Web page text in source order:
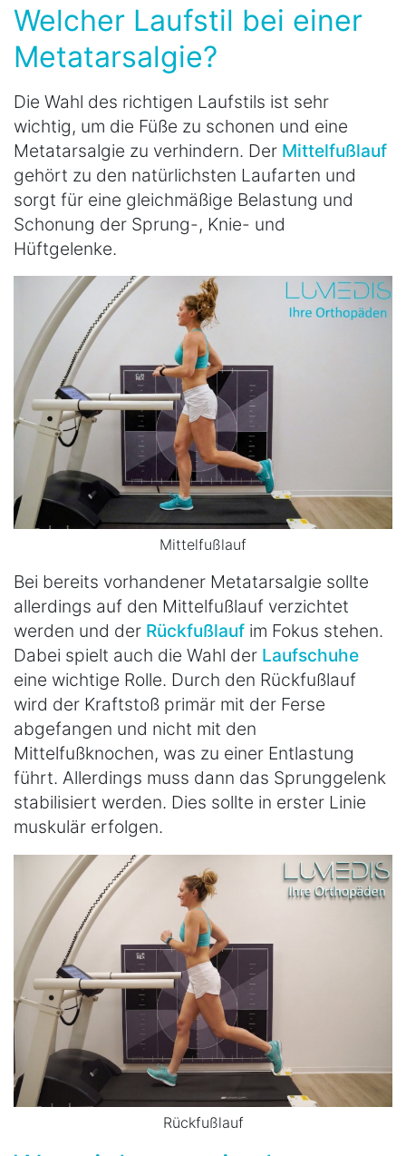
Welcher Laufstil bei einer
Metatarsalgie?
Die Wahl des richtigen Laufstils ist sehr
wichtig, um die Füße zu schonen und eine
Metatarsalgie zu verhindern. Der Mittelfußlauf
gehört zu den natürlichsten Laufarten und
sorgt für eine gleichmäßige Belastung und
Schonung der Sprung-, Knie- und
Hüftgelenke.
Mittelfußlauf
Bei bereits vorhandener Metatarsalgie sollte
allerdings auf den Mittelfußlauf verzichtet
werden und der Rückfußlauf im Fokus stehen.
Dabei spielt auch die Wahl der Laufschuhe
eine wichtige Rolle. Durch den Rückfußlauf
wird der Kraftstoß primär mit der Ferse
abgefangen und nicht mit den
Mittelfußknochen, was zu einer Entlastung
führt. Allerdings muss dann das Sprunggelenk
stabilisiert werden. Dies sollte in erster Linie
muskulär erfolgen.
Rückfußlauf